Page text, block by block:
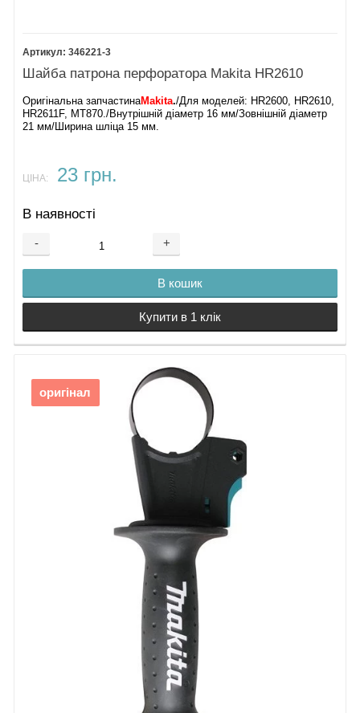
346221-3
Шайба патрона перфоратора Makita HR2610
Оригінальна запчастинаMakita./Для моделей: HR2600, HR2610,
HR2611F, MT870./Внутрішній діаметр 16 мм/Зовнішній діаметр
21 мм/Ширина шліца 15 мм.
ЦІНА: 23 грн.
В наявності
- +
В кошик
Купити в 1 клік
оригінал